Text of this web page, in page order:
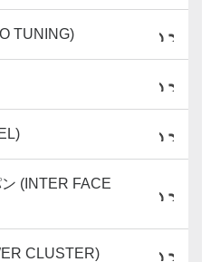
TUNING)
(INTER FACE
CLUSTER)